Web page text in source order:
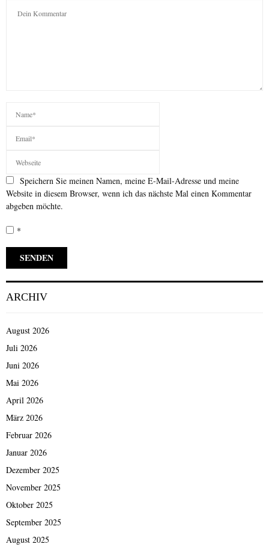
Speichern Sie meinen Namen, meine E-Mail-Adresse und meine
Website in diesem Browser, wenn ich das nächste Mal einen Kommentar
abgeben möchte.
*
ARCHIV
August 2026
Juli 2026
Juni 2026
Mai 2026
April 2026
März 2026
Februar 2026
Januar 2026
Dezember 2025
November 2025
Oktober 2025
September 2025
August 2025